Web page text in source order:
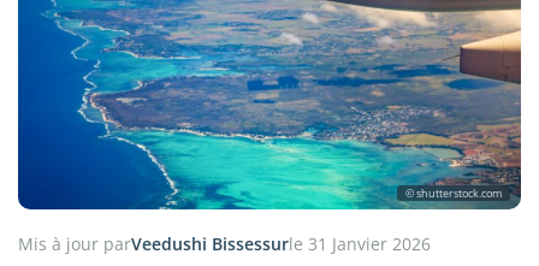
© shutterstock.com
Mis à jour parVeedushi Bissessurle 31 Janvier 2026